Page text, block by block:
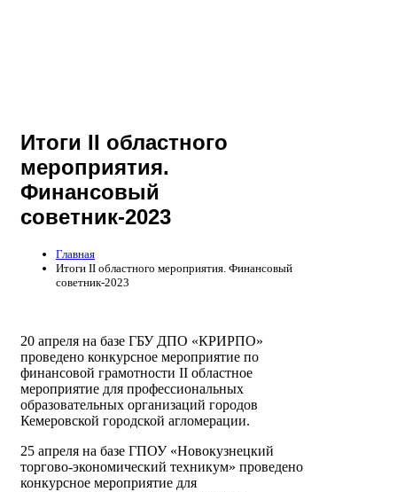
Итоги II областного
мероприятия.
Финансовый
советник-2023
Главная
Итоги II областного мероприятия. Финансовый
советник-2023
20 апреля на базе ГБУ ДПО «КРИРПО»
проведено конкурсное мероприятие по
финансовой грамотности II областное
мероприятие для профессиональных
образовательных организаций городов
Кемеровской городской агломерации.
25 апреля на базе ГПОУ «Новокузнецкий
торгово-экономический техникум» проведено
конкурсное мероприятие для